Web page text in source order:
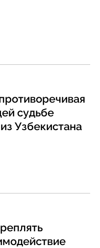
судьбе
Узбекистана